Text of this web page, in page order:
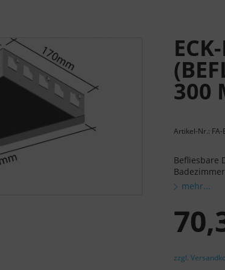
300
Artikel-Nr.: FA-
Befliesbare
mehr...
zzgl.